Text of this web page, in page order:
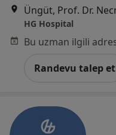
HG Hospital
Randevu talep et